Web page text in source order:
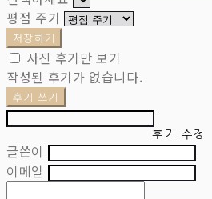
평점 주기
저장하기
사진 후기만 보기
작성된 후기가 없습니다.
후기 쓰기
후기 수정
글쓴이
이메일